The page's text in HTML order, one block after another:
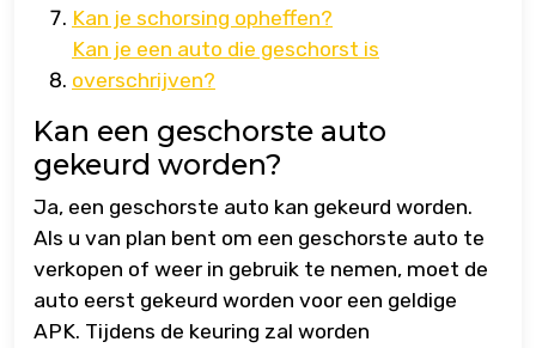
Kan je schorsing opheffen?
Kan je een auto die geschorst is
overschrijven?
Kan een geschorste auto
gekeurd worden?
Ja, een geschorste auto kan gekeurd worden.
Als u van plan bent om een geschorste auto te
verkopen of weer in gebruik te nemen, moet de
auto eerst gekeurd worden voor een geldige
APK. Tijdens de keuring zal worden